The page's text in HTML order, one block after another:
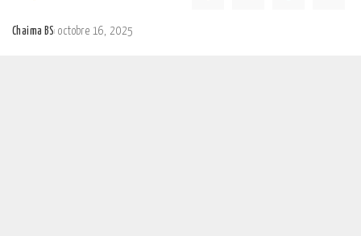
Chaima BS octobre 16, 2025